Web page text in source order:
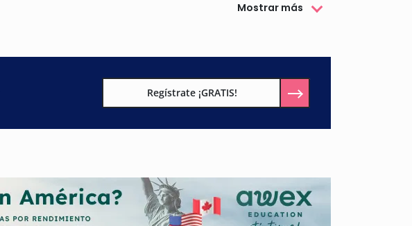
Mostrar más
Regístrate ¡GRATIS!